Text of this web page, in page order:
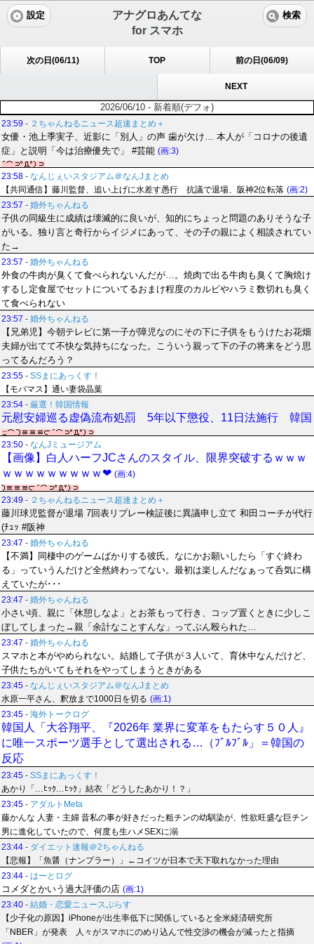
アナグロあんてな
for スマホ
設定 検索
次の日(06/11) TOP 前の日(06/09)
NEXT
2026/06/10 - 新着順(デフォ)
23:59 - ２ちゃんねるニュース超速まとめ＋
女優・池上季実子、近影に「別人」の声 歯が欠け… 本人が「コロナの後遺
症」と説明「今は治療優先で」 #芸能 (画:3)
23:58 - なんじぇいスタジアム＠なんJまとめ
【共同通信】藤川監督、追い上げに水差す愚行 抗議で退場、阪神2位転落 (画:2)
23:57 - 婚外ちゃんねる
子供の同級生に成績は壊滅的に良いが、知的にちょっと問題のありそうな子
がいる。独り言と奇行からイジメにあって、その子の親によく相談されてい
た→
23:57 - 婚外ちゃんねる
外食の牛肉が臭くて食べられないんだが…。焼肉で出る牛肉も臭くて胸焼け
するし定食屋でセットについてるおまけ程度のカルビやハラミ数切れも臭く
て食べられない
23:57 - 婚外ちゃんねる
【兄弟児】今朝テレビに第一子が障児なのにその下に子供をもうけたお花畑
夫婦が出てて不快な気持ちになった。こういう親って下の子の将来をどう思
ってるんだろう？
23:55 - SSまにあっくす！
【モバマス】通い妻袋晶葉
23:54 - 厳選！韓国情報
元慰安婦巡る虚偽流布処罰 5年以下懲役、11日法施行 韓国
23:50 - なんJミュージアム
【画像】白人ハーフJCさんのスタイル、限界突破するｗｗｗ
ｗｗｗｗｗｗｗｗｗ❤ (画:4)
23:49 - ２ちゃんねるニュース超速まとめ＋
藤川球児監督が退場 7回表リプレー検証後に異議申し立て 和田コーチが代行
(ﾁｭｯ #阪神
23:47 - 婚外ちゃんねる
【不満】同棲中のゲームばかりする彼氏。なにかお願いしたら「すぐ終わ
る」っていうんだけど全然終わってない。最初は楽しんだなぁって呑気に構
えていたが･･･
23:47 - 婚外ちゃんねる
小さい頃、親に「休憩しなよ」とお茶もって行き、コップ置くときに少しこ
ぼしてしまった→親「余計なことすんな」ってぶん殴られた…
23:47 - 婚外ちゃんねる
スマホと本がやめられない。結婚して子供が３人いて、育休中なんだけど、
子供たちがいてもそれをやってしまうときがある
23:45 - なんじぇいスタジアム＠なんJまとめ
水原一平さん、釈放まで1000日を切る (画:1)
23:45 - 海外トークログ
韓国人「大谷翔平、『2026年 業界に変革をもたらす５０人』
に唯一スポーツ選手として選出される…（ﾌﾞﾙﾌﾞﾙ」＝韓国の
反応
23:45 - SSまにあっくす！
あかり「…ﾋｯｸ…ﾋｯｸ」結衣「どうしたあかり！？」
23:45 - アダルトMeta
藤かんな 人妻・主婦 昔私の事が好きだった粗チンの幼馴染が、性欲旺盛な巨チン
男に進化していたので、何度も生ハメSEXに溺
23:44 - ダイエット速報＠2ちゃんねる
【悲報】「魚醤（ナンプラー）」←コイツが日本で天下取れなかった理由
23:44 - はーとログ
コメダとかいう過大評価の店 (画:1)
23:40 - 結婚・恋愛ニュースぷらす
【少子化の原因】iPhoneが出生率低下に関係していると全米経済研究所
「NBER」が発表 人々がスマホにのめり込んで性交渉の機会が減ったと指摘